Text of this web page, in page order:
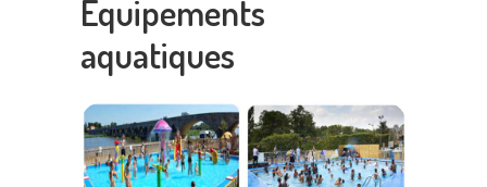
Equipements
aquatiques